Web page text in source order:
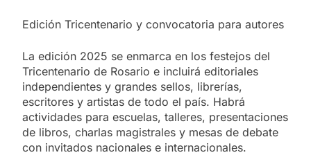
Edición Tricentenario y convocatoria para autores
La edición 2025 se enmarca en los festejos del
Tricentenario de Rosario e incluirá editoriales
independientes y grandes sellos, librerías,
escritores y artistas de todo el país. Habrá
actividades para escuelas, talleres, presentaciones
de libros, charlas magistrales y mesas de debate
con invitados nacionales e internacionales.